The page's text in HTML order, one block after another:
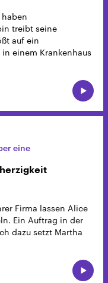
haben
treibt seine
auf ein
einem Krankenhaus
eine
Firma lassen Alice
Ein Auftrag in der
dazu setzt Martha